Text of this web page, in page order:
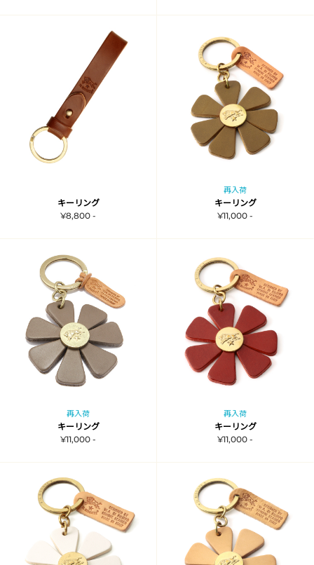
キーリング
¥8,800 -
再入荷
キーリング
¥11,000 -
再入荷
キーリング
¥11,000 -
再入荷
キーリング
¥11,000 -